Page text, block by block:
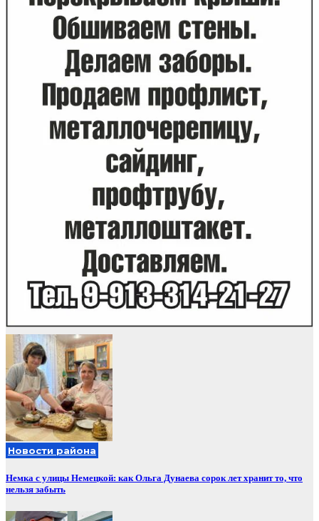
Новости района
Немка с улицы Немецкой: как Ольга Дунаева сорок лет хранит то, что
нельзя забыть